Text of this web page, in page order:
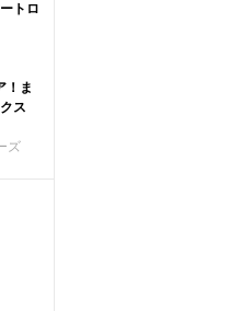
トロ
！ま
ス
ズ